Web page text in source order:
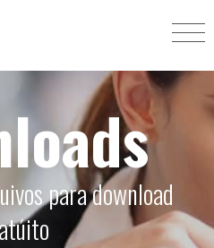
para download